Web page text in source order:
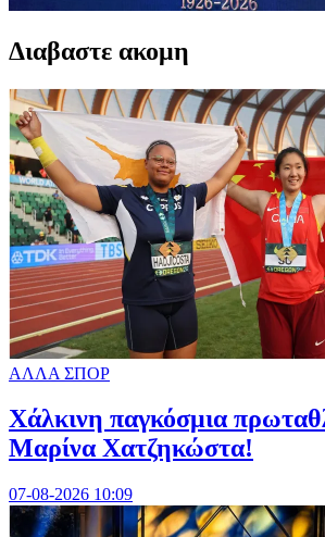
Διαβαστε ακομη
ΑΛΛΑ ΣΠΟΡ
Χάλκινη παγκόσμια
Μαρίνα Χατζηκώστα!
07-08-2026 10:09